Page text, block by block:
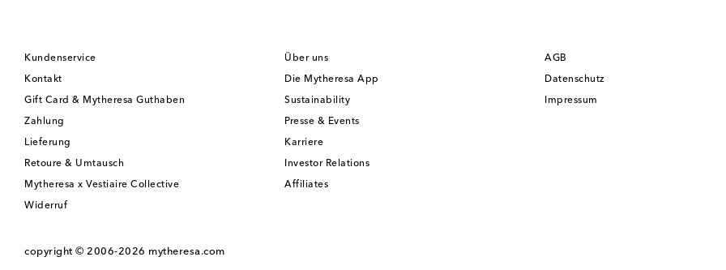
Kundenservice
Kontakt
Gift Card & Mytheresa Guthaben
Zahlung
Lieferung
Retoure & Umtausch
Mytheresa x Vestiaire Collective
Widerruf
Über uns
Die Mytheresa App
Sustainability
Presse & Events
Karriere
Investor Relations
Affiliates
AGB
Datenschutz
Impressum
copyright © 2006-2026 mytheresa.com